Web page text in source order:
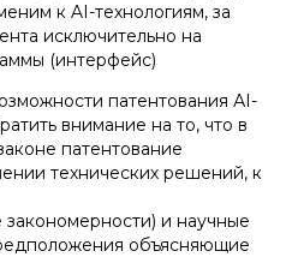
к AI-технологиям, за
исключительно на
(интерфейс)
патентования АI-
внимание на то, что в
патентование
технических решений, к
и научные
объясняющие